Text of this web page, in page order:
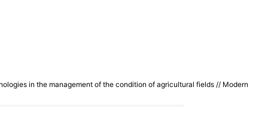
in the management of the condition of agricultural fields // Modern